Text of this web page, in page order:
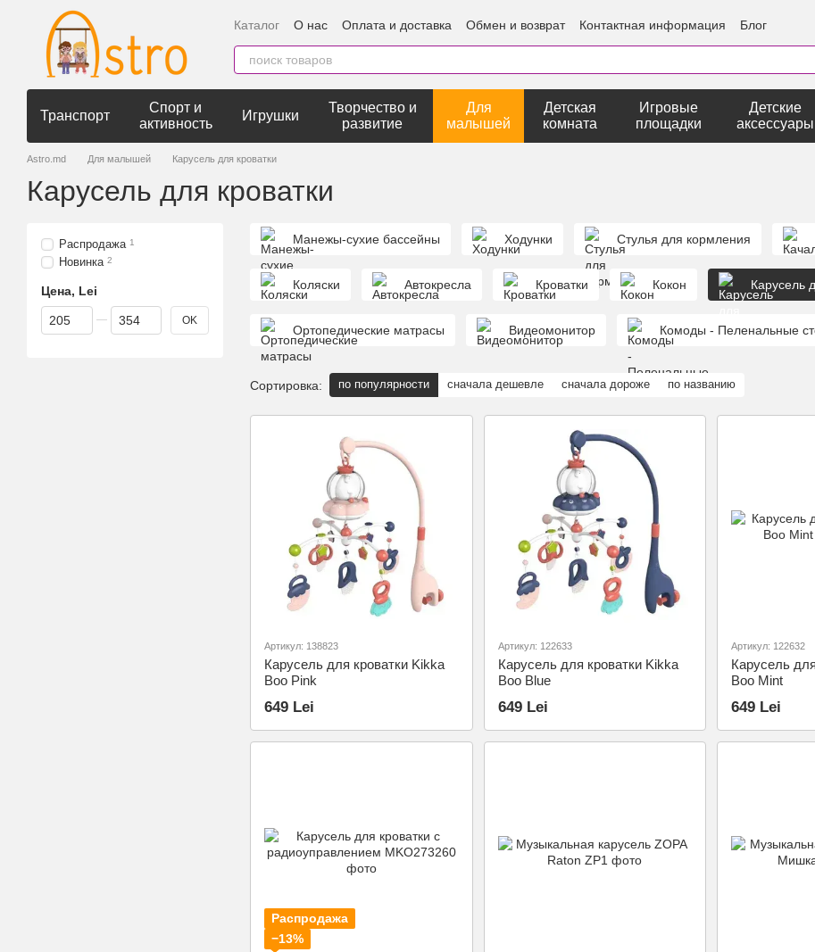
Перейти к основному контенту
Каталог О нас Оплата и доставка Обмен и возврат Контактная информация Блог
Транспорт
Спорт и
активность
Игрушки
Творчество и
развитие
Для
малышей
Детская
комната
Игровые
площадки
Детские
аксессуары
Astro.md Для малышей Карусель для кроватки
Карусель для кроватки
Манежы-сухие бассейны Ходунки Стулья для кормления
Коляски Автокресла Кроватки Кокон Карусель
Ортопедические матрасы Видеомонитор Комоды - Пеленальные
Сортировка: по популярности сначала дешевле сначала дороже по названию
Артикул: 138823
Карусель для кроватки Kikka
Boo Pink
649 Lei
Артикул: 122633
Карусель для кроватки Kikka
Boo Blue
649 Lei
Артикул: 122632
Карусель
Boo Mint
649 Lei
Распродажа
−13%
Распродажа 1
Новинка 2
Цена, Lei
От Цена, Lei
До Цена, Lei OK